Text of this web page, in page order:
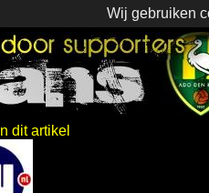
Wij gebruiken
dit artikel